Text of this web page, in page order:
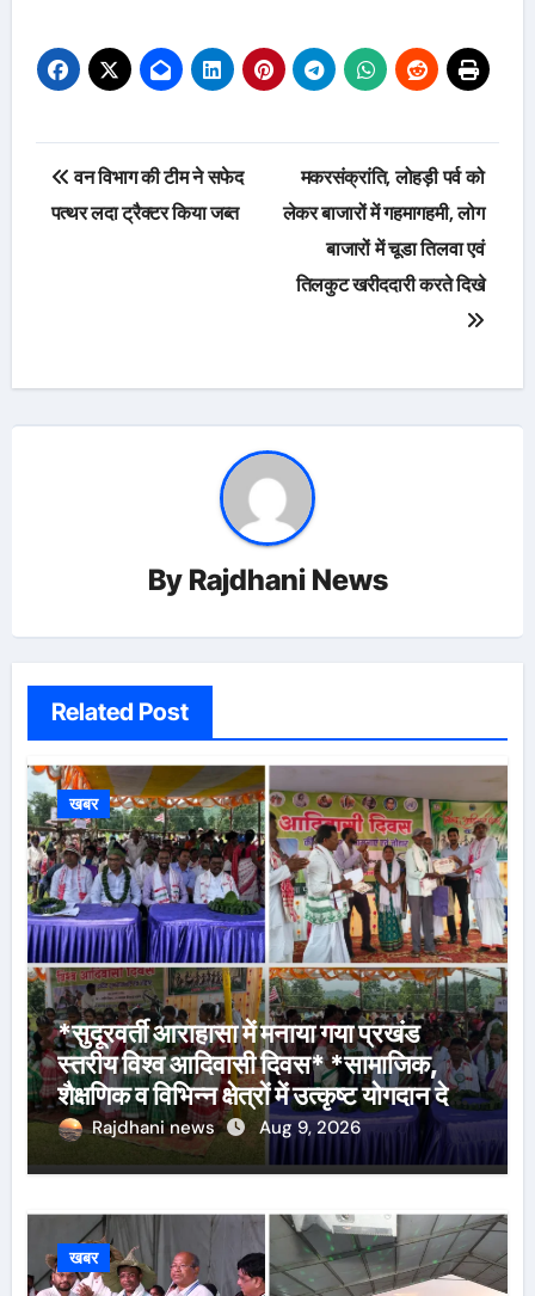
Post
navigation
वन विभाग की टीम ने सफेद
पत्थर लदा ट्रैक्टर किया जब्त
मकरसंक्रांति, लोहड़ी पर्व को
लेकर बाजारों में गहमागहमी, लोग
बाजारों में चूडा तिलवा एवं
तिलकुट खरीददारी करते दिखे
By Rajdhani News
Related Post
खबर
*सुदूरवर्ती आराहासा में मनाया गया प्रखंड
स्तरीय विश्व आदिवासी दिवस* *सामाजिक,
शैक्षणिक व विभिन्न क्षेत्रों में उत्कृष्ट योगदान देने
वालों के साथ मेधावी विद्यार्थियों को किया गया
सम्मानित*
Rajdhani news Aug 9, 2026
खबर